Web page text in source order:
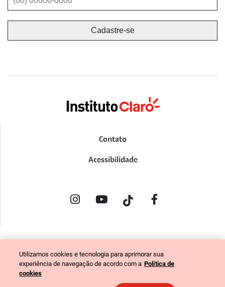
Contato
Acessibilidade
PORTAL DE DENÚNCIAS
CÓDIGO DE ÉTICA (COLABORADORES)
Utilizamos cookies e tecnologia para aprimorar sua
experiência de navegação de acordo com a Política de
cookies